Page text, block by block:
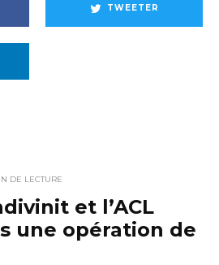
TWEETER
DE LECTURE
et l’ACL
une opération de